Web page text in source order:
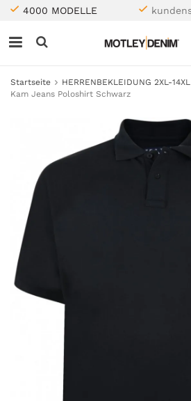
4000 MODELLE
Startseite HERRENBEKLEIDUNG 2XL-14XL
Kam Jeans Poloshirt Schwarz